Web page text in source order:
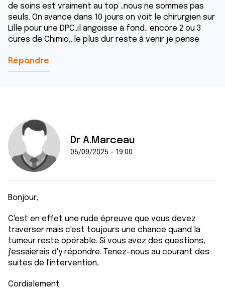
de soins est vraiment au top ..nous ne sommes pas
seuls. On avance dans 10 jours on voit le chirurgien sur
Lille pour une DPC..il angoisse à fond.. encore 2 ou 3
cures de Chimio,..le plus dur reste à venir je pense
Répondre
Dr A.Marceau
05/09/2025 - 19:00
Bonjour,
C'est en effet une rude épreuve que vous devez
traverser mais c'est toujours une chance quand la
tumeur reste opérable. Si vous avez des questions,
j'essaierais d'y répondre. Tenez-nous au courant des
suites de l'intervention,
Cordialement